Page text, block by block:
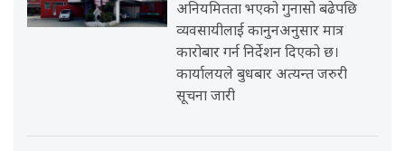
अनियमितता भएको गुनासो बढेपछि
व्यवसायीलाई कानुनअनुसार मात्र
कारोबार गर्न निर्देशन दिएको छ।
कार्यालयले बुधबार अत्यन्त जरुरी
सूचना जारी